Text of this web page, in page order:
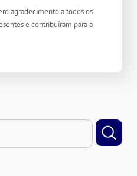
agradecimento a todos os
e contribuíram para a